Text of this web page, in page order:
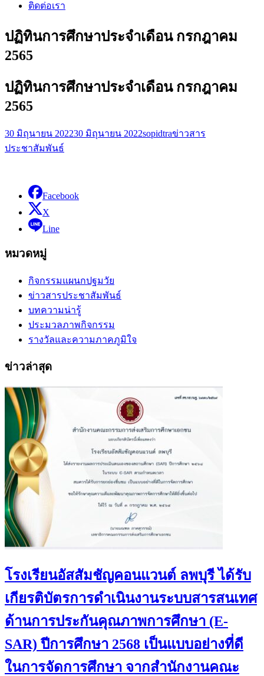
ติดต่อเรา
ปฏิทินการศึกษาประจำเดือน กรกฎาคม
2565
ปฏิทินการศึกษาประจำเดือน กรกฎาคม
2565
30 มิถุนายน 202230 มิถุนายน 2022sopidtraข่าวสาร
ประชาสัมพันธ์
Facebook
X
Line
หมวดหมู่
กิจกรรมแผนกปฐมวัย
ข่าวสารประชาสัมพันธ์
บทความน่ารู้
ประมวลภาพกิจกรรม
รางวัลและความภาคภูมิใจ
ข่าวล่าสุด
โรงเรียนอัสสัมชัญคอนแวนต์ ลพบุรี ได้รับ
เกียรติบัตรการดำเนินงานระบบสารสนเทศ
ด้านการประกันคุณภาพการศึกษา (E-
SAR) ปีการศึกษา 2568 เป็นแบบอย่างที่ดี
ในการจัดการศึกษา จากสำนักงานคณะ